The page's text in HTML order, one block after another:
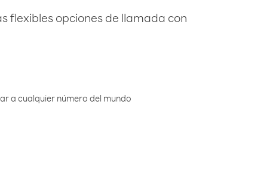
flexibles opciones de llamada con
a cualquier número del mundo